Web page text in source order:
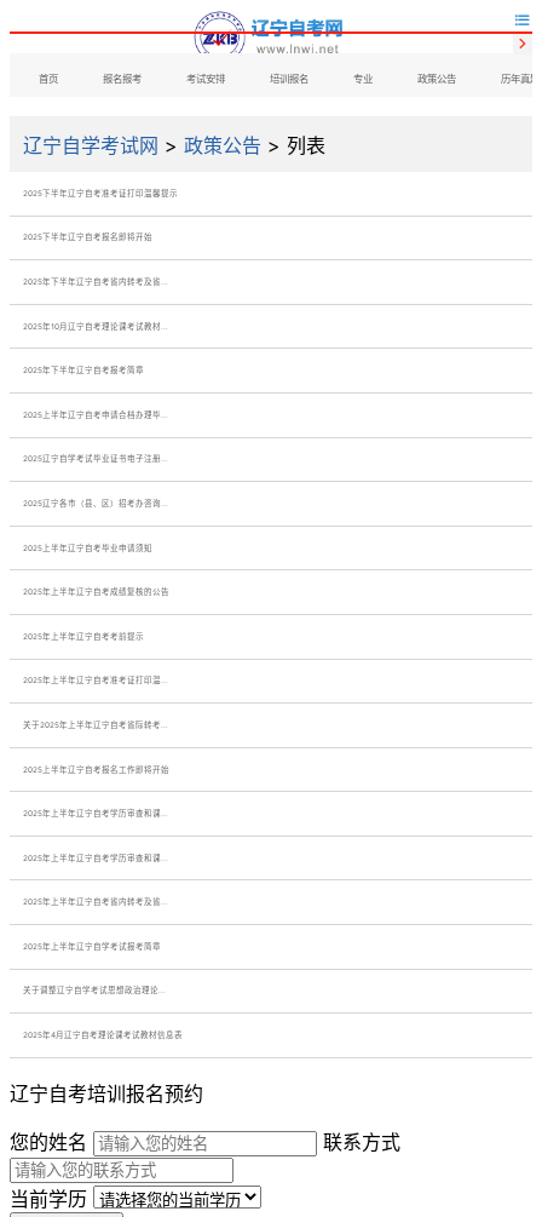

首页 报名报考 考试安排 培训报名 专业 政策公告 历年真题

辽宁自学考试网 > 政策公告 > 列表
2025下半年辽宁自考准考证打印温馨提示
2025下半年辽宁自考报名即将开始
2025年下半年辽宁自考省内转考及省...
2025年10月辽宁自考理论课考试教材...
2025年下半年辽宁自考报考简章
2025上半年辽宁自考申请合档办理毕...
2025辽宁自学考试毕业证书电子注册...
2025辽宁各市（县、区）招考办咨询...
2025上半年辽宁自考毕业申请须知
2025年上半年辽宁自考成绩复核的公告
2025年上半年辽宁自考考前提示
2025年上半年辽宁自考准考证打印温...
关于2025年上半年辽宁自考省际转考...
2025上半年辽宁自考报名工作即将开始
2025年上半年辽宁自考学历审查和课...
2025年上半年辽宁自考学历审查和课...
2025年上半年辽宁自考省内转考及省...
2025年上半年辽宁自学考试报考简章
关于调整辽宁自学考试思想政治理论...
2025年4月辽宁自考理论课考试教材信息表
辽宁自考培训报名预约
您的姓名
联系方式
当前学历